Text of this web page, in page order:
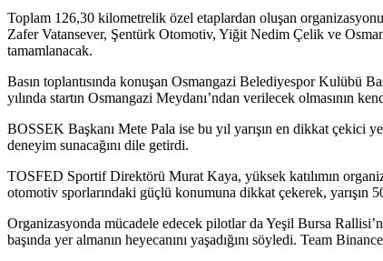
Toplam 126,30 kilometrelik özel etaplardan oluşan
Zafer Vatansever, Şentürk Otomotiv, Yiğit Nedim Çelik ve
tamamlanacak.
Basın toplantısında konuşan Osmangazi Belediyespor Kulübü
yılında startın Osmangazi Meydanı’ndan verilecek olmasının
BOSSEK Başkanı Mete Pala ise bu yıl yarışın en dikkat çekici
deneyim sunacağını dile getirdi.
TOSFED Sportif Direktörü Murat Kaya, yüksek katılımın
otomotiv sporlarındaki güçlü konumuna dikkat çekerek, yarışın
Organizasyonda mücadele edecek pilotlar da Yeşil Bursa
başında yer almanın heyecanını yaşadığını söyledi. Team